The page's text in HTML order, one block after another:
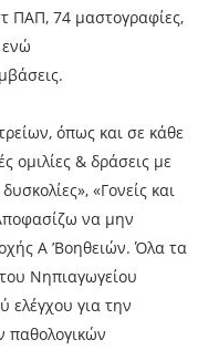
ΠΑΠ, 74 μαστογραφίες,
όπως και σε κάθε
ομιλίες & δράσεις με
«Γονείς και
να μην
Α ’Βοηθειών. Όλα τα
Νηπιαγωγείου
ελέγχου για την
παθολογικών